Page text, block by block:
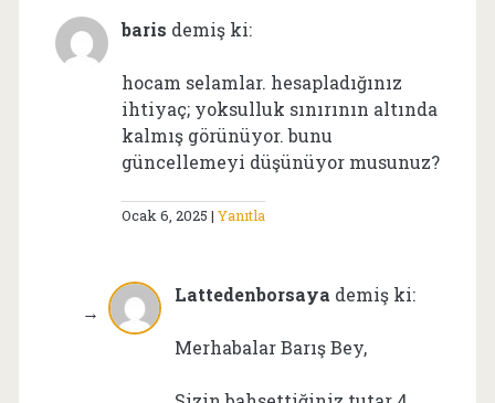
baris demiş ki:
hocam selamlar. hesapladığınız
ihtiyaç; yoksulluk sınırının altında
kalmış görünüyor. bunu
güncellemeyi düşünüyor musunuz?
Ocak 6, 2025 Yanıtla
Lattedenborsaya demiş ki:
Merhabalar Barış Bey,